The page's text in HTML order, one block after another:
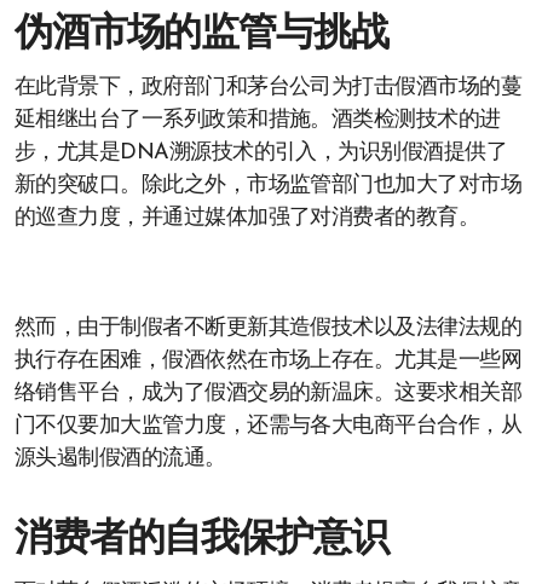
伪酒市场的监管与挑战
在此背景下，政府部门和茅台公司为打击假酒市场的蔓
延相继出台了一系列政策和措施。酒类检测技术的进
步，尤其是DNA溯源技术的引入，为识别假酒提供了
新的突破口。除此之外，市场监管部门也加大了对市场
的巡查力度，并通过媒体加强了对消费者的教育。
然而，由于制假者不断更新其造假技术以及法律法规的
执行存在困难，假酒依然在市场上存在。尤其是一些网
络销售平台，成为了假酒交易的新温床。这要求相关部
门不仅要加大监管力度，还需与各大电商平台合作，从
源头遏制假酒的流通。
消费者的自我保护意识